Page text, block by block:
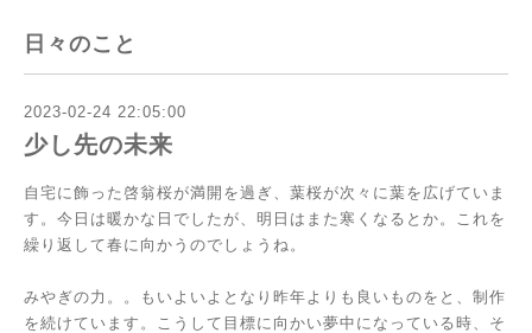
日々のこと
2023-02-24 22:05:00
少し先の未来
自宅に飾った啓翁桜が満開を過ぎ、葉桜が次々に葉を広げていま
す。今日は暖かな日でしたが、明日はまた寒くなるとか。これを
繰り返して春に向かうのでしょうね。
みやぎの力。。もいよいよとなり昨年よりも良いものをと、制作
を続けています。こうして目標に向かい夢中になっている時、そ